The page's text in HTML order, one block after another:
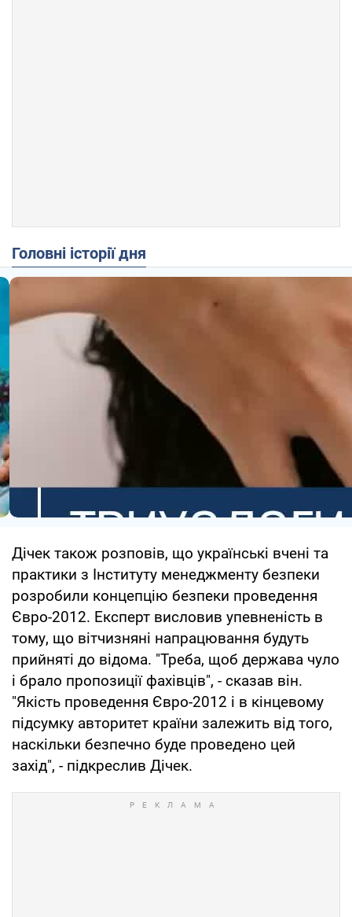
Головні історії дня
Дічек також розповів, що українські вчені та
практики з Інституту менеджменту безпеки
розробили концепцію безпеки проведення
Євро-2012. Експерт висловив упевненість в
тому, що вітчизняні напрацювання будуть
прийняті до відома. "Треба, щоб держава чуло
і брало пропозиції фахівців", - сказав він.
"Якість проведення Євро-2012 і в кінцевому
підсумку авторитет країни залежить від того,
наскільки безпечно буде проведено цей
захід", - підкреслив Дічек.